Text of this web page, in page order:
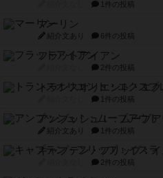
1件の投稿
マーリン
紹介文あり 6件の投稿
フラットアイアン
2件の投稿
トランスオリエント・エ
1件の投稿
アンブッシュ！：ムーブア
紹介文あり 1件の投稿
キャプテン・フリップ：
2件の投稿